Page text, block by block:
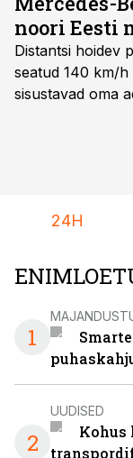
noori Eesti
Distantsi hoidev
seatud 140 km/
sisustavad oma
24H
1
2
UUDISED
Kohus